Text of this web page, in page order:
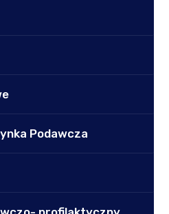
Podawcza